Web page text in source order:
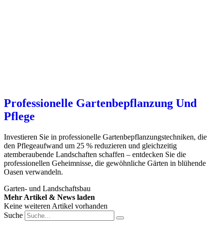
Professionelle Gartenbepflanzung Und
Pflege
Investieren Sie in professionelle Gartenbepflanzungstechniken, die
den Pflegeaufwand um 25 % reduzieren und gleichzeitig
atemberaubende Landschaften schaffen – entdecken Sie die
professionellen Geheimnisse, die gewöhnliche Gärten in blühende
Oasen verwandeln.
Garten- und Landschaftsbau
Mehr Artikel & News laden
Keine weiteren Artikel vorhanden
Suche